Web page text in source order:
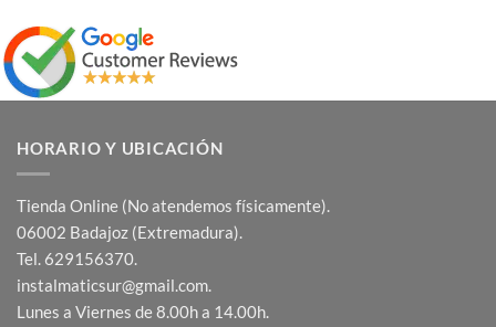
HORARIO Y UBICACIÓN
Tienda Online (No atendemos físicamente).
06002 Badajoz (Extremadura).
Tel. 629156370.
instalmaticsur@gmail.com.
Lunes a Viernes de 8.00h a 14.00h.